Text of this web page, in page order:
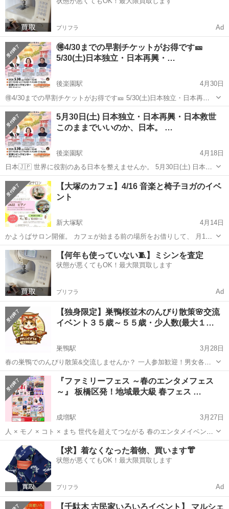
れたい」 そんな方のため...
プリフラ Ad
🉐4/30までの早割チケットがお得です🎫
5/30(土)日本独立・日本再興・…
後楽園駅
4月30日
🉐4/30までの早割チケットがお得です🎫 5/30(土)日本独立・日本再
興・日本救世 －あなたが変わると世界が変わる－ 本講演会では、命懸
けで本来の日本の役割を果たせていける日本を取り戻そうと、日々活
動されていらっしゃる...
東京 文京区 後楽園駅 その他 先生
5月30日(土) 日本独立・日本再興・日本救世
このままでいいのか、日本。 …
後楽園駅
4月18日
日本🇯🇵 世界に役割のある日本を整えませんか。 5月30日(土) 日本独
立・日本再興・日本救世 このままでいいのか、日本。 そして、あなた
はどう生きる。 日本独立、日本再興、日本救世は—— 一人ひとり
の“覚醒”から始...
東京 文京区 後楽園駅 その他 会場
【大塚のカフェ】4/16 音楽と椅子ヨガのイベ
ント
新大塚駅
4月14日
かようばサロン開催。 カフェが始まる前の場所をお借りして、 月1
回 第3木曜日に開催しています。 終わったら、カフェのランチを食
べます。(希望者のみ) 音楽と椅子ヨガがメインのイベント。 他は、 ・
脳トレ ・イントロ当て...
東京 文京区 新大塚駅 その他 ランチ
【何年も使っていない🧵】ミシンを査定
状態が悪くてもOK！最大限買取します
プリフラ Ad
【独身限定】巣鴨桜並木のんびり散策🌸交流
イベント３５歳～５５歳・少人数(最大１…
巣鴨駅
3月28日
春の巣鴨でのんびり散策&交流しませんか？ 一人参加歓迎！男女各２
名様のグループで、最大１２名までの少人数でゆったり楽しめます。
地域交流サークル「社会人サークルmieru」が主催する、春の巣鴨をゆ
るく歩く散策イベントです。 ...
東京 文京区 少人数
『ファミリーフェス ～春のエンタメフェス
～』 板橋区発！地域最大級 春フェス …
成増駅
3月27日
人 × モノ × コト × まち 世代を超えてつながる 春のエンタメイベント
✨ .地域のスクール・団体・作家・講師が集まり ステージ・体験・ハ
ンドメイドなど さまざまな「地域の表現」が集結します！ 出店ブ...
東京 成増駅 その他
【求】着なくなった着物、買います👘
状態が悪くてもOK！最大限買取します
プリフラ Ad
【千駄木 古民家いろいろイベント】 マルシェ